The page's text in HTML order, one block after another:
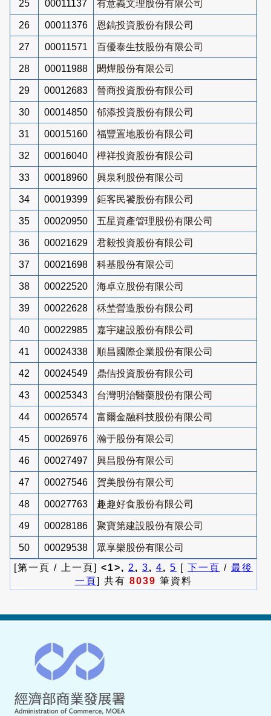
25 00011137 有意義文理股份有限公司
26 00011376 恩鎬投資股份有限公司
27 00011571 百優泰生技股份有限公司
28 00011988 閎燁股份有限公司
29 00012683 晉商投資股份有限公司
30 00014850 郁添投資股份有限公司
31 00015160 福豐置地股份有限公司
32 00016040 樺祥投資股份有限公司
33 00018960 興泉利股份有限公司
34 00019399 鉅客民饕股份有限公司
35 00020950 五星資產管理股份有限公司
36 00021629 君毅投資股份有限公司
37 00021698 科基股份有限公司
38 00022520 海卓立股份有限公司
39 00022628 秝埜營造股份有限公司
40 00022985 嘉宇建設股份有限公司
41 00024338 順昌國際企業股份有限公司
42 00024549 鼎佶投資股份有限公司
43 00025343 台灣明治醫藥股份有限公司
44 00026574 富爾金融科技股份有限公司
45 00026976 瀚于股份有限公司
46 00027497 興昌股份有限公司
47 00027546 賀美股份有限公司
48 00027763 趣趣好食股份有限公司
49 00028186 聚寶第建設股份有限公司
50 00029538
眾享樂股份有限公司
[第一頁 / 上一頁] <1>, 2 , 3, 4, 5 [ 下一頁 / 最後
一頁] 共有 8039 筆資料